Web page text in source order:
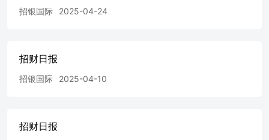
（按香港证券及期货事务监察委员会操作守则的相关定义）
员；（4）幷没有持有有关证券的任何权益。 招银国际环球
人有投资银行业务的关系。 招银国际环球市场投资评级 买
月的潜在跌幅超过10%未评级:招银国际环球市场并未给予
投资评级 招银国际环球市场行业投资评级 优于大市:行业股
招银国际 2025-04-24
招财日报
招银国际 2025-04-10
招财日报